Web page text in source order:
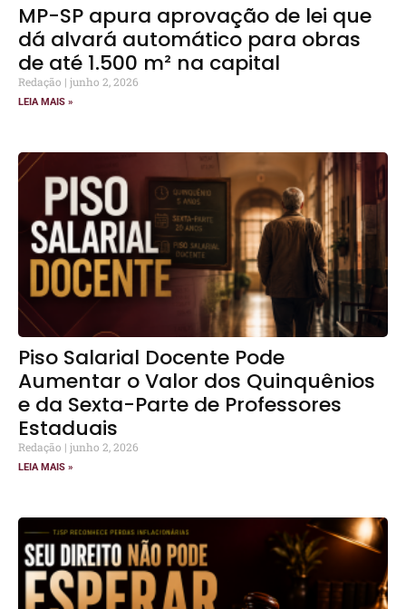
MP-SP apura aprovação de lei que
dá alvará automático para obras
de até 1.500 m² na capital
Redação junho 2, 2026
LEIA MAIS »
Piso Salarial Docente Pode
Aumentar o Valor dos Quinquênios
e da Sexta-Parte de Professores
Estaduais
Redação junho 2, 2026
LEIA MAIS »